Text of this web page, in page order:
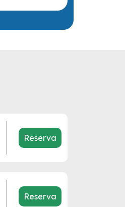
Reserva
Reserva